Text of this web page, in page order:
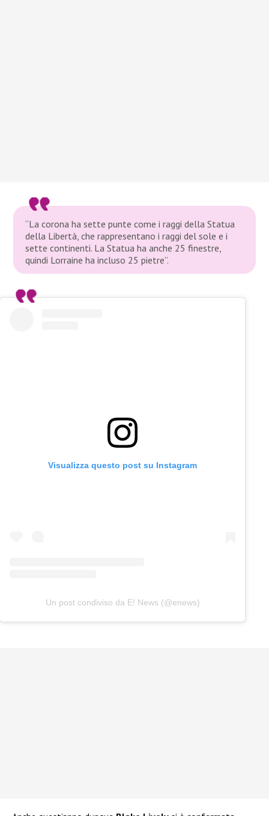
“La corona ha sette punte come i raggi della Statua
della Libertà, che rappresentano i raggi del sole e i
sette continenti. La Statua ha anche 25 finestre,
quindi Lorraine ha incluso 25 pietre”.
Visualizza questo post su Instagram
Un post condiviso da E! News (@enews)